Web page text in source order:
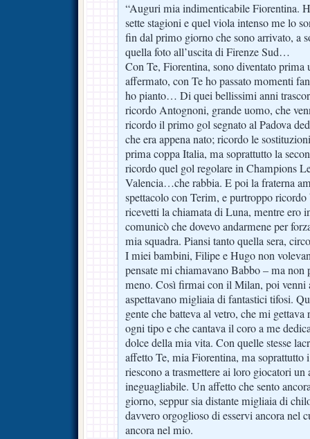
“Auguri mia indimenticabile Fiorentina.
sette stagioni e quel viola intenso me lo
fin dal primo giorno che sono arrivato, a
quella foto all’uscita di Firenze Sud…
Con Te, Fiorentina, sono diventato prima
affermato, con Te ho passato momenti
ho pianto… Di quei bellissimi anni
ricordo Antognoni, grande uomo, che
ricordo il primo gol segnato al Padova
che era appena nato; ricordo le
prima coppa Italia, ma soprattutto la
ricordo quel gol regolare in Champions
Valencia…che rabbia. E poi la fraterna
spettacolo con Terim, e purtroppo ricordo
ricevetti la chiamata di Luna, mentre ero
comunicò che dovevo andarmene per
mia squadra. Piansi tanto quella sera,
I miei bambini, Filipe e Hugo non
pensate mi chiamavano Babbo – ma non
meno. Così firmai con il Milan, poi venni
aspettavano migliaia di fantastici tifosi.
gente che batteva al vetro, che mi gettava
ogni tipo e che cantava il coro a me
dolce della mia vita. Con quelle stesse
affetto Te, mia Fiorentina, ma soprattutto
riescono a trasmettere ai loro giocatori un
ineguagliabile. Un affetto che sento
giorno, seppur sia distante migliaia di
davvero orgoglioso di esservi ancora nel
ancora nel mio.